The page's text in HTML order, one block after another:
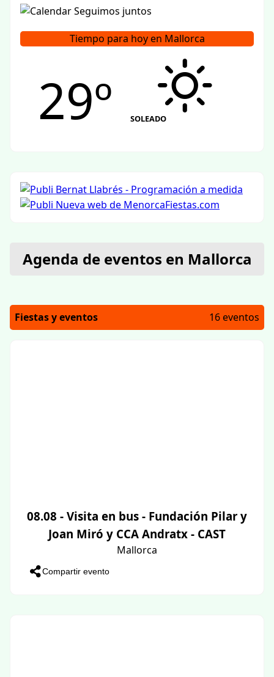
Tiempo para hoy en Mallorca
29º SOLEADO
Agenda de eventos en Mallorca
Fiestas y eventos 16 eventos
08.08 - Visita en bus - Fundación Pilar y
Joan Miró y CCA Andratx - CAST
Mallorca
Compartir evento